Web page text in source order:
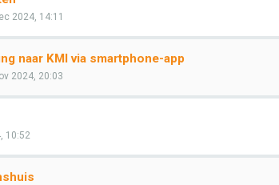
2024, 14:11
naar KMI via smartphone-app
2024, 20:03
10:52